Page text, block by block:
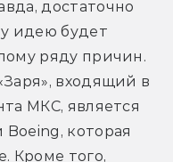
достаточно
идею будет
ряду причин.
входящий в
МКС, является
которая
Кроме того,